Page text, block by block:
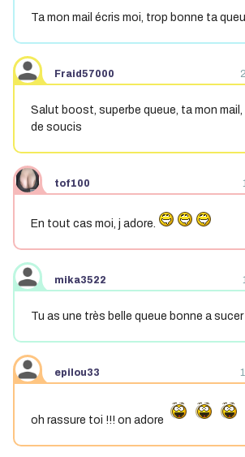
Ta mon mail écris moi, trop bonne ta
Fraid57000
Salut boost, superbe queue, ta mon mail,
de soucis
tof100
En tout cas moi, j adore.
mika3522
Tu as une très belle queue bonne a sucer
epilou33
oh rassure toi !!! on adore